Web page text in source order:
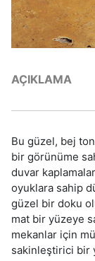
AÇIKLAMA
Bu güzel, bej
bir görünüme
duvar
oyuklara sahip
güzel bir doku
mat bir yüzeye
mekanlar için
sakinleştirici bir